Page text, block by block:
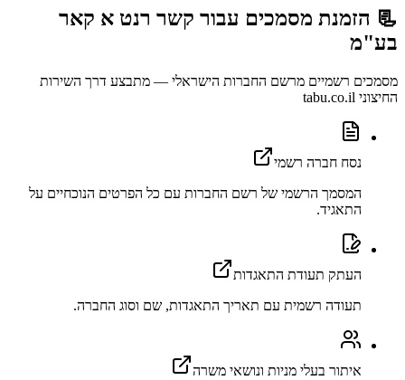
📃 הזמנת מסמכים עבור קשר רנט א קאר
בע"מ
מסמכים רשמיים מרשם החברות הישראלי — מתבצע דרך השירות
החיצוני tabu.co.il
נסח חברה רשמי
המסמך הרשמי של רשם החברות עם כל הפרטים הנוכחיים על
התאגיד.
העתק תעודת התאגדות
תעודה רשמית עם תאריך התאגדות, שם וסוג החברה.
איתור בעלי מניות ונושאי משרה